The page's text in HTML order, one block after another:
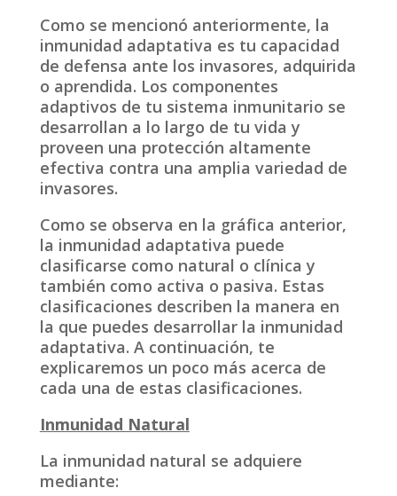
Como se mencionó anteriormente, la
inmunidad adaptativa es tu capacidad
de defensa ante los invasores, adquirida
o aprendida. Los componentes
adaptivos de tu sistema inmunitario se
desarrollan a lo largo de tu vida y
proveen una protección altamente
efectiva contra una amplia variedad de
invasores.
Como se observa en la gráfica anterior,
la inmunidad adaptativa puede
clasificarse como natural o clínica y
también como activa o pasiva. Estas
clasificaciones describen la manera en
la que puedes desarrollar la inmunidad
adaptativa. A continuación, te
explicaremos un poco más acerca de
cada una de estas clasificaciones.
Inmunidad Natural
La inmunidad natural se adquiere
mediante: